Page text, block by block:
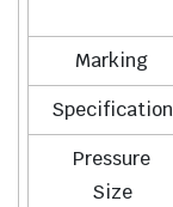
Marking
Specification
Pressure
Size